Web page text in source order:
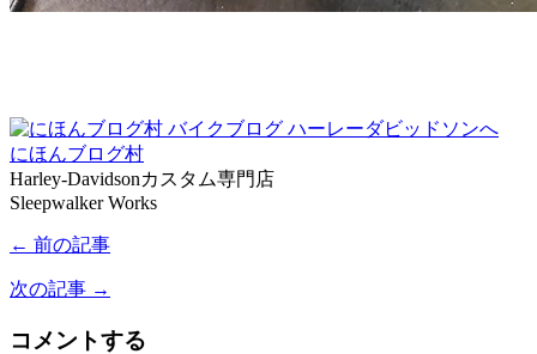
にほんブログ村
Harley-Davidsonカスタム専門店
Sleepwalker Works
← 前の記事
次の記事 →
コメントする